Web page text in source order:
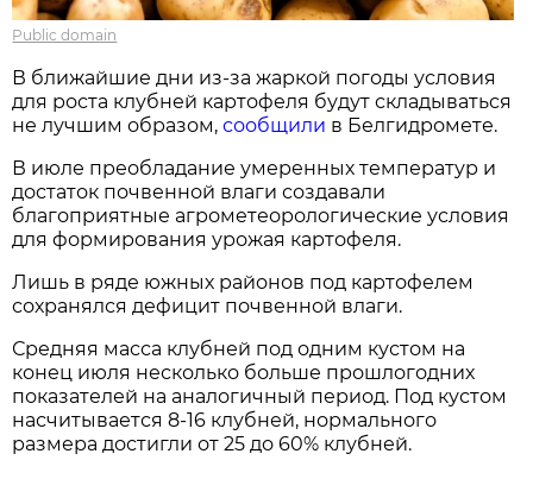
Public domain
В ближайшие дни из-за жаркой погоды условия
для роста клубней картофеля будут складываться
не лучшим образом,сообщили в Белгидромете.
В июле преобладание умеренных температур и
достаток почвенной влаги создавали
благоприятные агрометеорологические условия
для формирования урожая картофеля.
Лишь в ряде южных районов под картофелем
сохранялся дефицит почвенной влаги.
Средняя масса клубней под одним кустом на
конец июля несколько больше прошлогодних
показателей на аналогичный период. Под кустом
насчитывается 8-16 клубней, нормального
размера достигли от 25 до 60% клубней.